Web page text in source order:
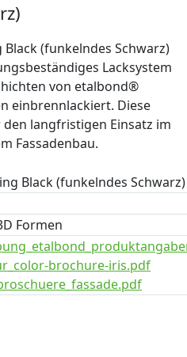
(funkelndes Schwarz)
Lacksystem
von etalbond®
einbrennlackiert. Diese
langfristigen Einsatz im
Fassadenbau.
Black (funkelndes Schwarz)
Formen
brochure-iris.pdf